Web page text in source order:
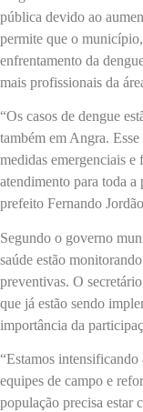
pública devido ao
permite que o
enfrentamento da
mais profissionais da
“Os casos de dengue
também em Angra.
medidas emergenciais e
atendimento para toda
prefeito Fernando
Segundo o governo
saúde estão
preventivas. O
que já estão sendo
importância da
“Estamos
equipes de campo e
população precisa estar